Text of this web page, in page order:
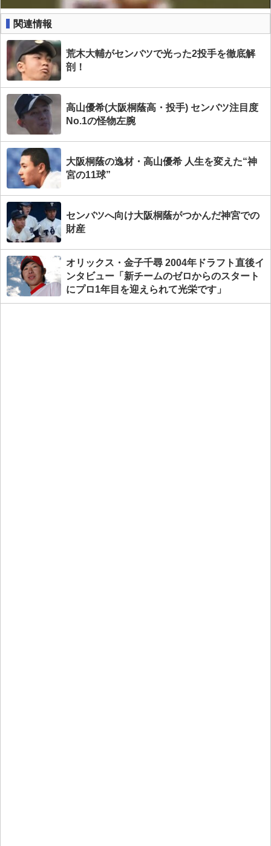
関連情報
荒木大輔がセンバツで光った2投手を徹底解
剖！
高山優希(大阪桐蔭高・投手) センバツ注目度
No.1の怪物左腕
大阪桐蔭の逸材・高山優希 人生を変えた“神
宮の11球”
センバツへ向け大阪桐蔭がつかんだ神宮での
財産
オリックス・金子千尋 2004年ドラフト直後イ
ンタビュー「新チームのゼロからのスタート
にプロ1年目を迎えられて光栄です」